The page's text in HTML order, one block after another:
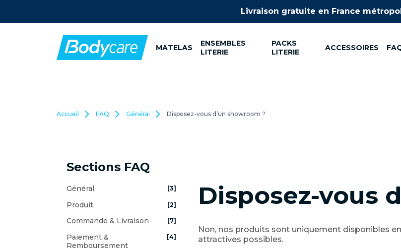
en France métropolitaine
MATELAS
ENSEMBLES
LITERIE
PACKS
LITERIE
ACCESSOIRES
Accueil FAQ Général Disposez-vous d’un showroom ?
Sections FAQ
Général [3]
Produit [2]
Commande & Livraison [7]
Paiement &
Remboursement
[4]
Disposez-vous
Non, nos produits sont uniquement disponibles
attractives possibles.